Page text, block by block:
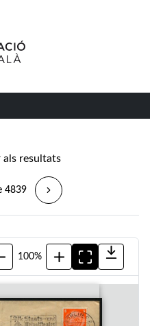
als resultats
4839
100%